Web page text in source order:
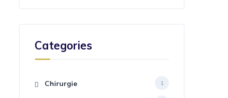
Categories
Chirurgie 1